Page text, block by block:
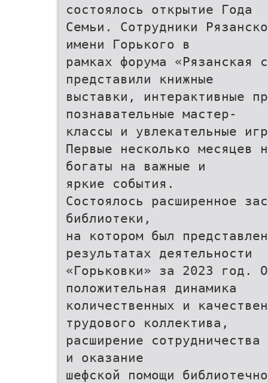
состоялось открытие Года
Семьи. Сотрудники
имени Горького в
рамках форума «Рязанская
представили книжные
выставки, интерактивные
познавательные мастер-
классы и увлекательные
Первые несколько месяцев
богаты на важные и
яркие события.
Состоялось расширенное
библиотеки,
на котором был
результатах деятельности
«Горьковки» за 2023 год.
положительная динамика
количественных и
трудового коллектива,
расширение
и оказание
шефской помощи